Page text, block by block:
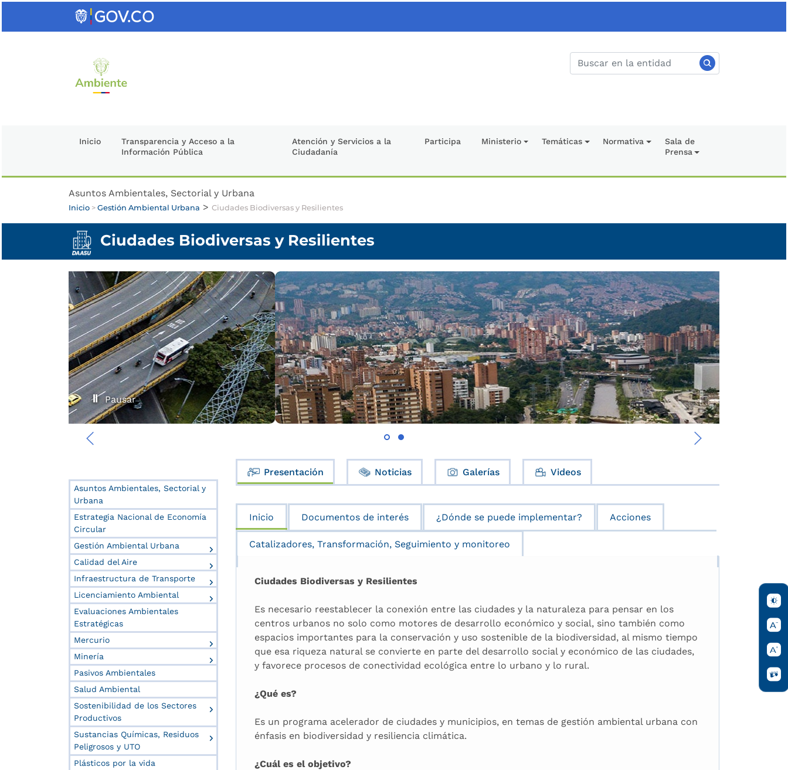
Inicio
Transparencia y Acceso a la
Información Pública
Atención y Servicios a la
Ciudadanía
Participa Ministerio Temáticas Normativa
Sala de
Prensa
Asuntos Ambientales, Sectorial y Urbana
Inicio > Gestión Ambiental Urbana > Ciudades Biodiversas y Resilientes
Ciudades Biodiversas y Resilientes
‹ ›
Pausar
Asuntos Ambientales, Sectorial y
Urbana
Estrategia Nacional de Economía
Circular
Gestión Ambiental Urbana
Calidad del Aire
Infraestructura de Transporte
Licenciamiento Ambiental
Evaluaciones Ambientales
Estratégicas
Mercurio
Minería
Pasivos Ambientales
Salud Ambiental
Sostenibilidad de los Sectores
Productivos
Sustancias Químicas, Residuos
Peligrosos y UTO
Plásticos por la vida
Presentación Noticias Galerías Videos
Inicio Documentos de interés ¿Dónde se puede implementar? Acciones
Catalizadores, Transformación, Seguimiento y monitoreo
Ciudades Biodiversas y Resilientes
Es necesario reestablecer la conexión entre las ciudades y la naturaleza para pensar en los
centros urbanos no solo como motores de desarrollo económico y social, sino también como
espacios importantes para la conservación y uso sostenible de la biodiversidad, al mismo tiempo
que esa riqueza natural se convierte en parte del desarrollo social y económico de las ciudades,
y favorece procesos de conectividad ecológica entre lo urbano y lo rural.
¿Qué es?
Es un programa acelerador de ciudades y municipios, en temas de gestión ambiental urbana con
énfasis en biodiversidad y resiliencia climática.
¿Cuál es el objetivo?